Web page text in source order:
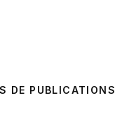
DE PUBLICATIONS